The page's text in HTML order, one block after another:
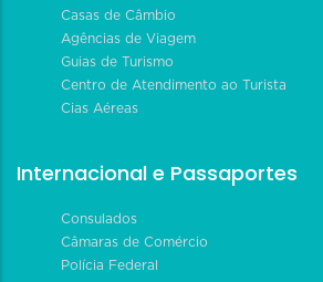
Casas de Câmbio
Agências de Viagem
Guias de Turismo
Centro de Atendimento ao Turista
Cias Aéreas
Internacional e Passaportes
Consulados
Câmaras de Comércio
Polícia Federal